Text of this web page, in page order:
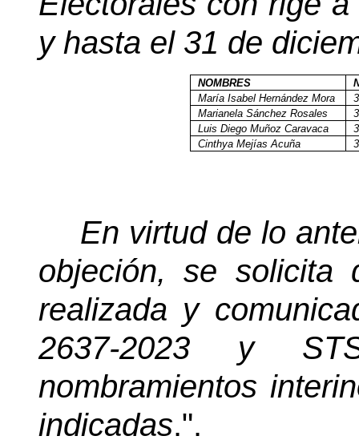
y hasta el 31 de
NOMBRES
María Isabel Hernández Mora
Marianela Sánchez Rosales
Luis Diego Muñoz Caravaca
Cinthya Mejías Acuña
En virtud de lo
objeción, se solicita
realizada y
2637-2023 y
nombramientos
indicadas.".